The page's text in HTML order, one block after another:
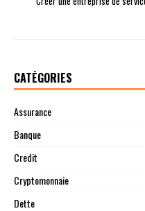
CATÉGORIES
Assurance
Banque
Credit
Cryptomonnaie
Dette